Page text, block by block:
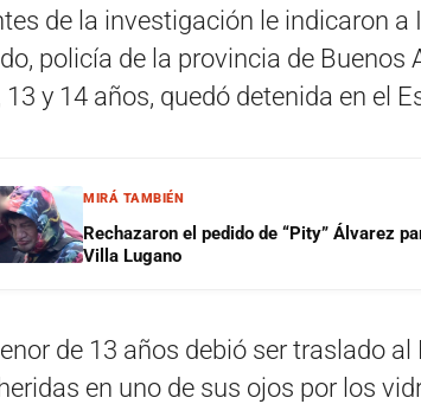
de la investigación le indicaron a
policía de la provincia de Buenos
13 y 14 años, quedó detenida en el
MIRÁ TAMBIÉN
Rechazaron el pedido de “Pity” Álvarez
Villa Lugano
de 13 años debió ser traslado
en uno de sus ojos por los